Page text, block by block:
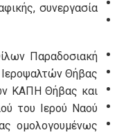
συνεργασία
Παραδοσιακή
Θήβας
ΚΑΠΗ Θήβας και
του Ιερού Ναού
ομολογουμένως